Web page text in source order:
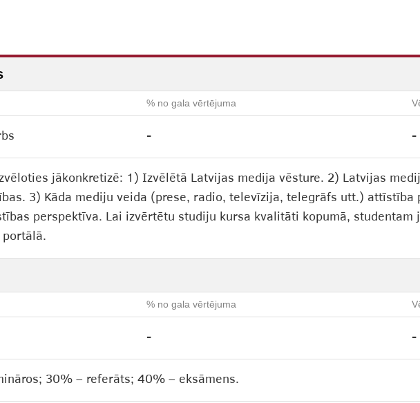
% no gala vērtējuma
- -
jākonkretizē: 1) Izvēlētā Latvijas medija vēsture. 2) Latvijas
3) Kāda mediju veida (prese, radio, televīzija, telegrāfs utt.) attīstība
perspektīva. Lai izvērtētu studiju kursa kvalitāti kopumā, studentam
portālā.
% no gala vērtējuma
- -
30% – referāts; 40% – eksāmens.